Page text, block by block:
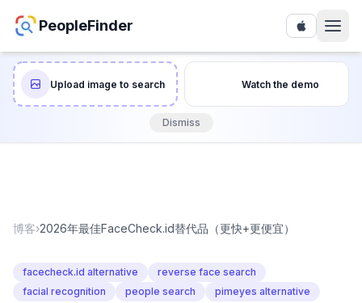
PeopleFinder
Upload image to search Watch the demo
Dismiss
博客›2026年最佳FaceCheck.id替代品（更快+更便宜）
facecheck.id alternative
reverse face search
facial recognition
people search pimeyes alternative